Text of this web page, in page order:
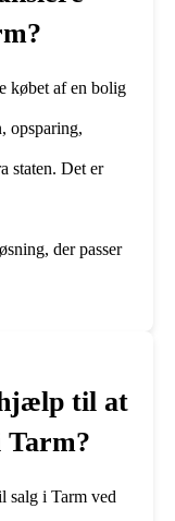
købet af en bolig
opsparing,
staten. Det er
der passer
til at
Tarm?
salg i Tarm ved